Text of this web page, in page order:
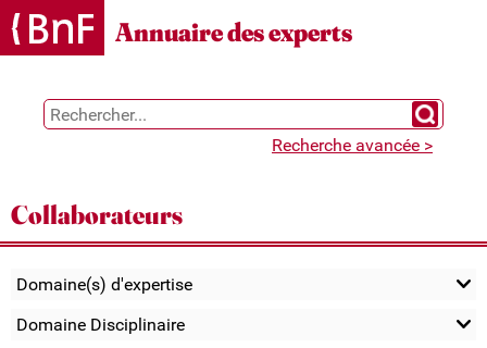
Gestion des cookies
Annuaire des experts
Chercher
Recherche avancée >
Collaborateurs
Domaine(s) d'expertise
Domaine Disciplinaire